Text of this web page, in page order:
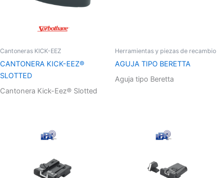
Cantoneras KICK-EEZ
CANTONERA KICK-EEZ®
SLOTTED
Cantonera Kick-Eez® Slotted
Herramientas y piezas de recambio
AGUJA TIPO BERETTA
Aguja tipo Beretta